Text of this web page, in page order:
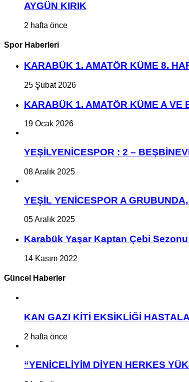
AYGÜN KIRIK
2 hafta önce
Spor Haberleri
KARABÜK 1. AMATÖR KÜME 8.
25 Şubat 2026
KARABÜK 1. AMATÖR KÜME A VE
19 Ocak 2026
YEŞİLYENİCESPOR : 2 –
08 Aralık 2025
YEŞİL YENİCESPOR A
05 Aralık 2025
Karabük Yaşar Kaptan Çebi
14 Kasım 2022
Güncel Haberler
KAN GAZI KİTİ EKSİKLİĞİ
2 hafta önce
“YENİCELİYİM DİYEN HERKES